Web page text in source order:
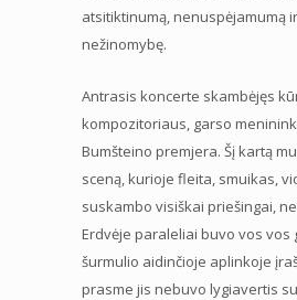
atsitiktinumą, nenuspėjamumą
nežinomybę.
Antrasis koncerte skambėjęs
kompozitoriaus, garso
Bumšteino premjera. Šį kartą
sceną, kurioje fleita, smuikas,
suskambo visiškai priešingai,
Erdvėje paraleliai buvo vos vos
šurmulio aidinčioje aplinkoje
prasme jis nebuvo lygiavertis